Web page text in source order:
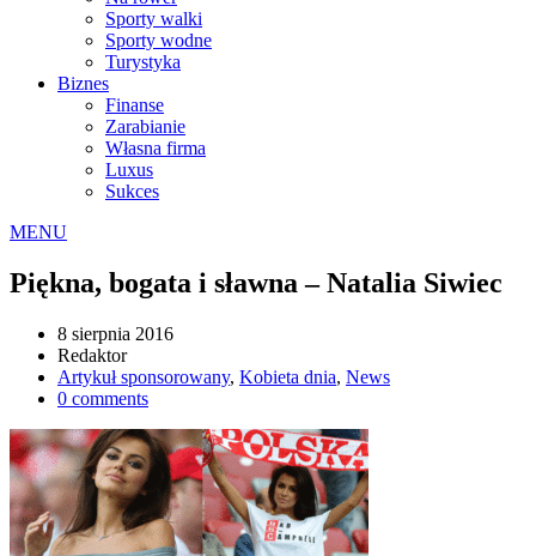
Sporty walki
Sporty wodne
Turystyka
Biznes
Finanse
Zarabianie
Własna firma
Luxus
Sukces
MENU
Piękna, bogata i sławna – Natalia Siwiec
8 sierpnia 2016
Redaktor
Artykuł sponsorowany, Kobieta dnia, News
0 comments